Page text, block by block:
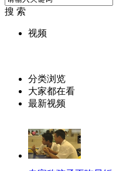
搜 索
视频
分类浏览
大家都在看
最新视频